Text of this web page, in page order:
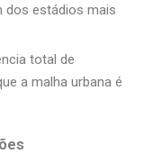
dos estádios mais
total de
a malha urbana é